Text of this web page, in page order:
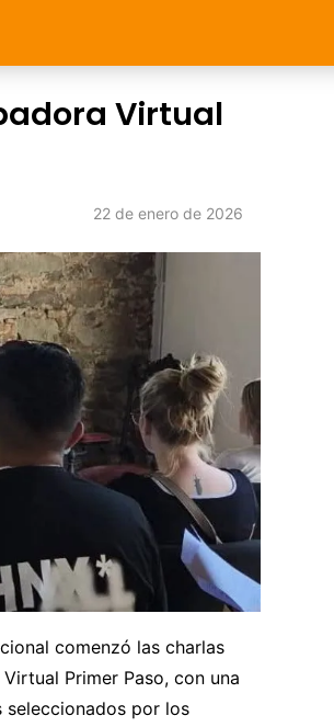
Virtual
22 de enero de 2026
comenzó las charlas
Primer Paso, con una
seleccionados por los